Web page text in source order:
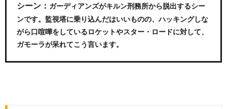
シーン： ガーディアンズがキルン刑務所から脱出するシー
ンです。監視塔に乗り込んだはいいものの、ハッキングしな
がら口喧嘩をしているロケットやスター・ロードに対して、
ガモーラが呆れてこう言います。